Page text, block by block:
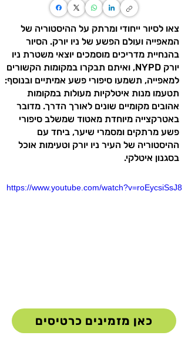
צאו לסיור ייחודי ומרתק על ההיסטוריה של
המאפייה ועולם הפשע של ניו יורק. הסיור
בהנחיית מדריכים מוסמכים יוצאי משטרת ניו
יורק NYPD, ואיתם תבקרו במקומות הקשורים
למאפייה, תשמעו סיפורי פשע אמיתיים ובנוסף:
תטעמו מנות איטלקיות מעולות במקומות
אהובים מקומיים שונים לאורך הדרך. מדובר
באטרקצייה מיוחדת מאטוד שמשלב סיפורי
פשע מרתקים ומסמרי שיער, ביחד עם
ההיסטוריה של העיר ניו יורק וטעימות אוכל
בסגנון איטלקי.
https://www.youtube.com/watch?v=roEycsiSsJ8
כאן מזמינים כרטיסים